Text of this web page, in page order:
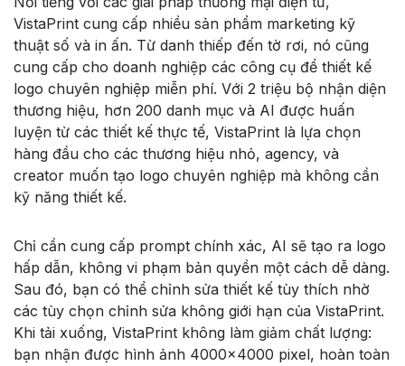
VistaPrint cung cấp nhiều sản phẩm marketing kỹ
thuật số và in ấn. Từ danh thiếp đến tờ rơi, nó cũng
cung cấp cho doanh nghiệp các công cụ để thiết kế
logo chuyên nghiệp miễn phí. Với 2 triệu bộ nhận diện
thương hiệu, hơn 200 danh mục và AI được huấn
luyện từ các thiết kế thực tế, VistaPrint là lựa chọn
hàng đầu cho các thương hiệu nhỏ, agency, và
creator muốn tạo logo chuyên nghiệp mà không cần
kỹ năng thiết kế.
Chỉ cần cung cấp prompt chính xác, AI sẽ tạo ra logo
hấp dẫn, không vi phạm bản quyền một cách dễ dàng.
Sau đó, bạn có thể chỉnh sửa thiết kế tùy thích nhờ
các tùy chọn chỉnh sửa không giới hạn của VistaPrint.
Khi tải xuống, VistaPrint không làm giảm chất lượng:
bạn nhận được hình ảnh 4000×4000 pixel, hoàn toàn